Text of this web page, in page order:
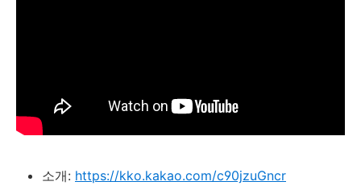
소개: https://kko.kakao.com/c90jzuGncr